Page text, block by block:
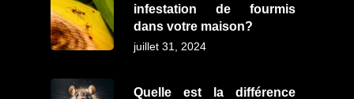
infestation de fourmis
dans votre maison?
juillet 31, 2024
Quelle est la différence